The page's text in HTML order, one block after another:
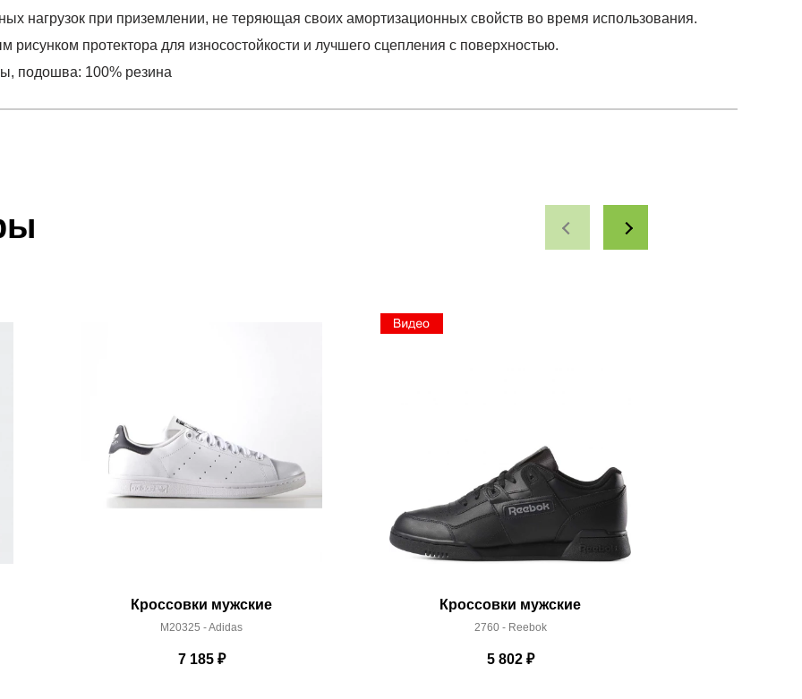
нагрузок при приземлении, не теряющая своих амортизационных свойств во время использования.
протектора для износостойкости и лучшего сцепления с поверхностью.
подошва: 100% резина
Кроссовки мужские
M20325 - Adidas
7 185₽
Кроссовки мужские
2760 - Reebok
5 802₽